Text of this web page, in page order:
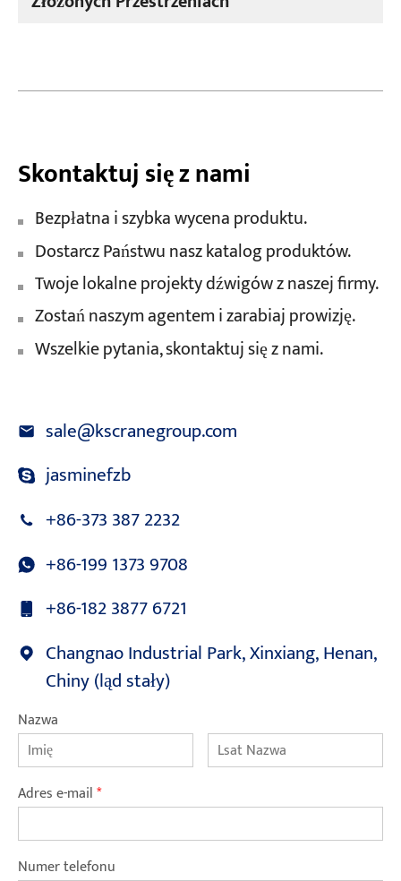
Skontaktuj się z nami
Bezpłatna i szybka wycena produktu.
Dostarcz Państwu nasz katalog produktów.
Twoje lokalne projekty dźwigów z naszej firmy.
Zostań naszym agentem i zarabiaj prowizję.
Wszelkie pytania, skontaktuj się z nami.
sale@kscranegroup.com
jasminefzb
+86-373 387 2232
+86-199 1373 9708
+86-182 3877 6721
Changnao Industrial Park, Xinxiang, Henan,
Chiny (ląd stały)
Nazwa
Adres e-mail*
Numer telefonu